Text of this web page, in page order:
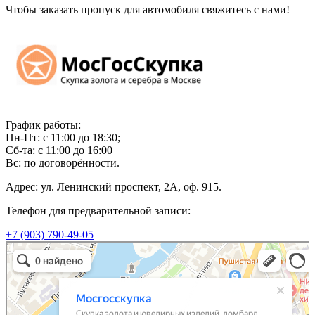
Чтобы заказать пропуск для автомобиля свяжитесь с нами!
График работы:
Пн-Пт: с 11:00 до 18:30;
Сб-та: с 11:00 до 16:00
Вс: по договорённости.
Адрес: ул. Ленинский проспект, 2А, оф. 915.
Телефон для предварительной записи:
+7 (903) 790-49-05
Мосгосскупка
Скупка золота и ювелирных изделий в Москве
Ломбард в Москве